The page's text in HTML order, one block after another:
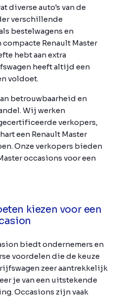
diverse auto's van de
verschillende
bestelwagens en
compacte Renault Master
hebt aan extra
heeft altijd een
voldoet.
betrouwbaarheid en
Wij werken
verkopers,
een Renault Master
Onze verkopers bieden
occasions voor een
kiezen voor een
biedt ondernemers en
voordelen die de keuze
zeer aantrekkelijk
je van een uitstekende
Occasions zijn vaak